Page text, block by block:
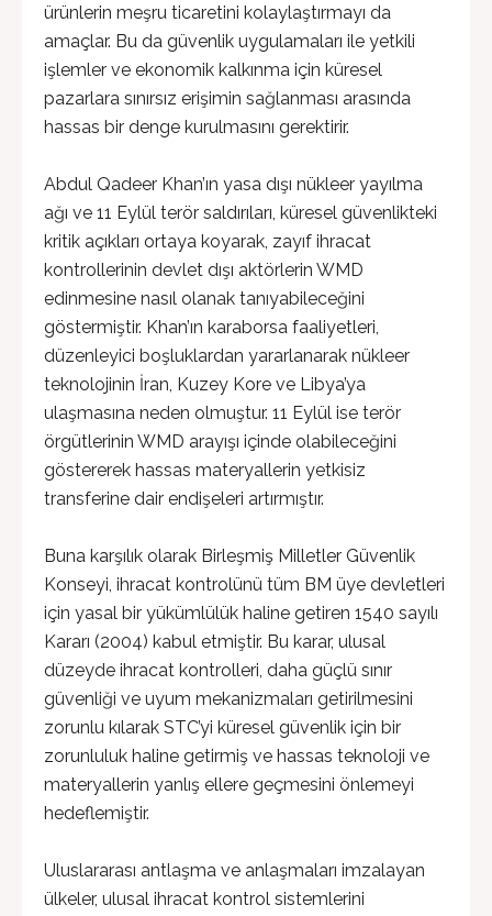
ürünlerin meşru ticaretini kolaylaştırmayı da
amaçlar. Bu da güvenlik uygulamaları ile yetkili
işlemler ve ekonomik kalkınma için küresel
pazarlara sınırsız erişimin sağlanması arasında
hassas bir denge kurulmasını gerektirir.
Abdul Qadeer Khan’ın yasa dışı nükleer yayılma
ağı ve 11 Eylül terör saldırıları, küresel güvenlikteki
kritik açıkları ortaya koyarak, zayıf ihracat
kontrollerinin devlet dışı aktörlerin WMD
edinmesine nasıl olanak tanıyabileceğini
göstermiştir. Khan’ın karaborsa faaliyetleri,
düzenleyici boşluklardan yararlanarak nükleer
teknolojinin İran, Kuzey Kore ve Libya’ya
ulaşmasına neden olmuştur. 11 Eylül ise terör
örgütlerinin WMD arayışı içinde olabileceğini
göstererek hassas materyallerin yetkisiz
transferine dair endişeleri artırmıştır.
Buna karşılık olarak Birleşmiş Milletler Güvenlik
Konseyi, ihracat kontrolünü tüm BM üye devletleri
için yasal bir yükümlülük haline getiren 1540 sayılı
Kararı (2004) kabul etmiştir. Bu karar, ulusal
düzeyde ihracat kontrolleri, daha güçlü sınır
güvenliği ve uyum mekanizmaları getirilmesini
zorunlu kılarak STC’yi küresel güvenlik için bir
zorunluluk haline getirmiş ve hassas teknoloji ve
materyallerin yanlış ellere geçmesini önlemeyi
hedeflemiştir.
Uluslararası antlaşma ve anlaşmaları imzalayan
ülkeler, ulusal ihracat kontrol sistemlerini